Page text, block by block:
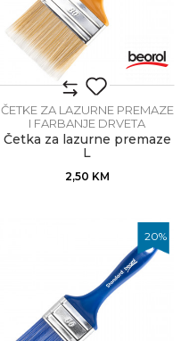
ČETKE ZA LAZURNE PREMAZE
I FARBANJE DRVETA
Četka za lazurne premaze
L
2,50 KM
20%